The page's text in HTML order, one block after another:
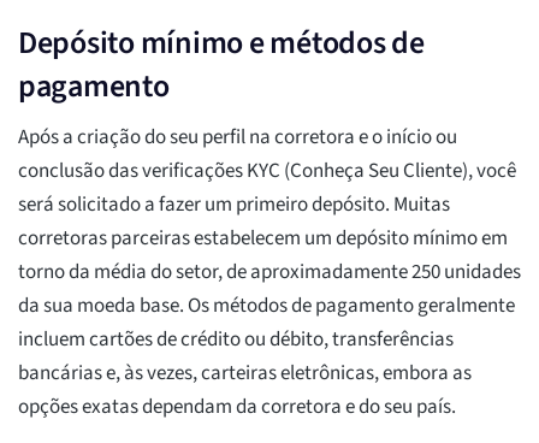
Depósito mínimo e métodos de
pagamento
Após a criação do seu perfil na corretora e o início ou
conclusão das verificações KYC (Conheça Seu Cliente), você
será solicitado a fazer um primeiro depósito. Muitas
corretoras parceiras estabelecem um depósito mínimo em
torno da média do setor, de aproximadamente 250 unidades
da sua moeda base. Os métodos de pagamento geralmente
incluem cartões de crédito ou débito, transferências
bancárias e, às vezes, carteiras eletrônicas, embora as
opções exatas dependam da corretora e do seu país.